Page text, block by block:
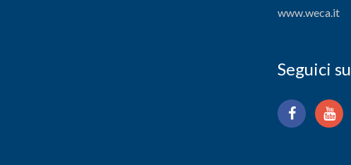
www.weca.it
Seguici su